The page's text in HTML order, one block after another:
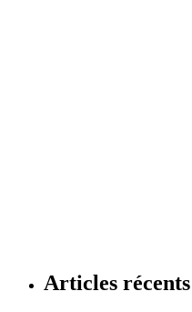
Articles récents